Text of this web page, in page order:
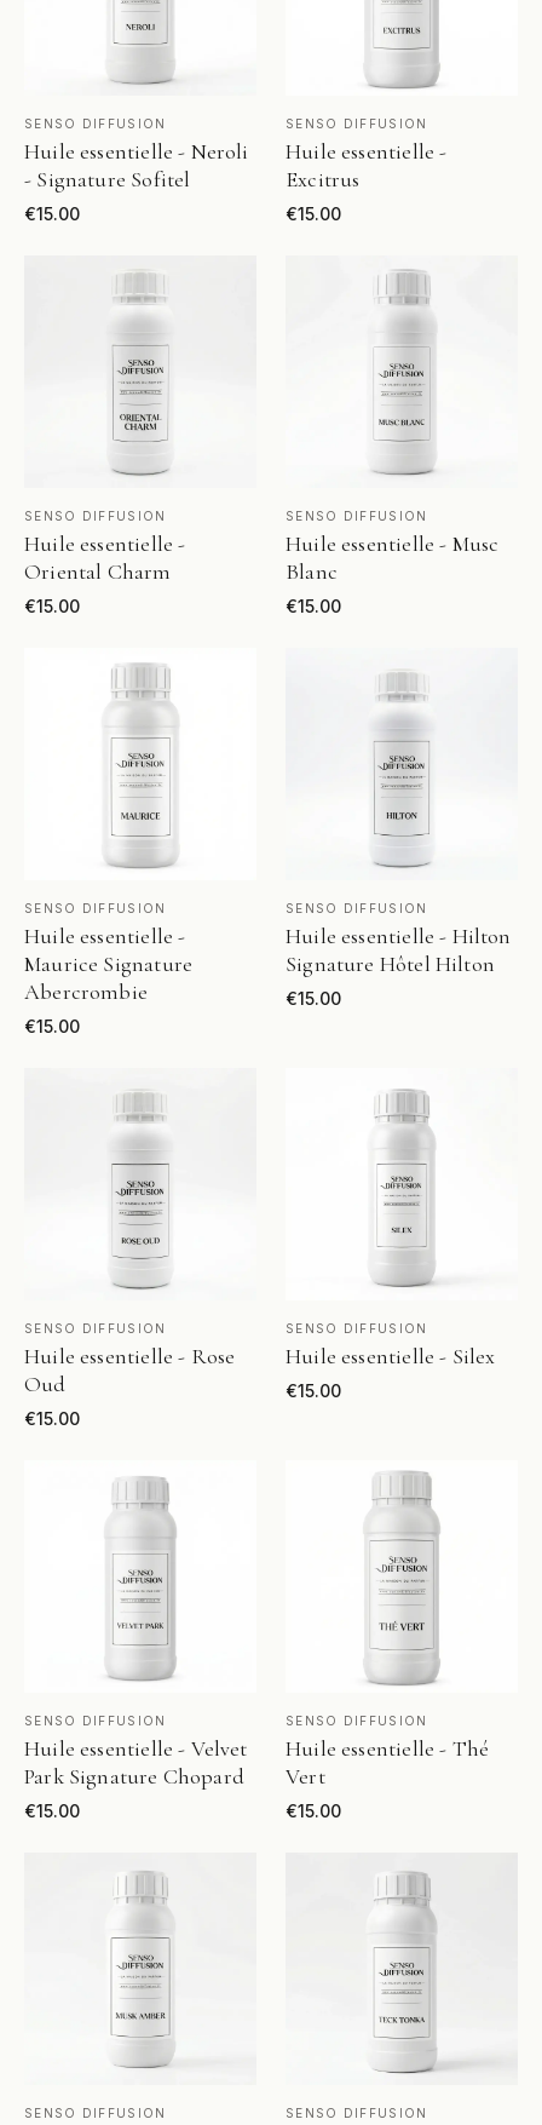
VOIR LE PRODUIT
SENSO DIFFUSION
Huile essentielle - Neroli
- Signature Sofitel
€15.00
VOIR LE PRODUIT
SENSO DIFFUSION
Huile essentielle -
Excitrus
€15.00
VOIR LE PRODUIT
SENSO DIFFUSION
Huile essentielle -
Oriental Charm
€15.00
VOIR LE PRODUIT
SENSO DIFFUSION
Huile essentielle - Musc
Blanc
€15.00
VOIR LE PRODUIT
SENSO DIFFUSION
Huile essentielle -
Maurice Signature
Abercrombie
€15.00
VOIR LE PRODUIT
SENSO DIFFUSION
Huile essentielle - Hilton
Signature Hôtel Hilton
€15.00
VOIR LE PRODUIT
SENSO DIFFUSION
Huile essentielle - Rose
Oud
€15.00
VOIR LE PRODUIT
SENSO DIFFUSION
Huile essentielle - Silex
€15.00
VOIR LE PRODUIT
SENSO DIFFUSION
Huile essentielle - Velvet
Park Signature Chopard
€15.00
VOIR LE PRODUIT
SENSO DIFFUSION
Huile essentielle - Thé
Vert
€15.00
VOIR LE PRODUIT
SENSO DIFFUSION VOIR LE PRODUIT
SENSO DIFFUSION